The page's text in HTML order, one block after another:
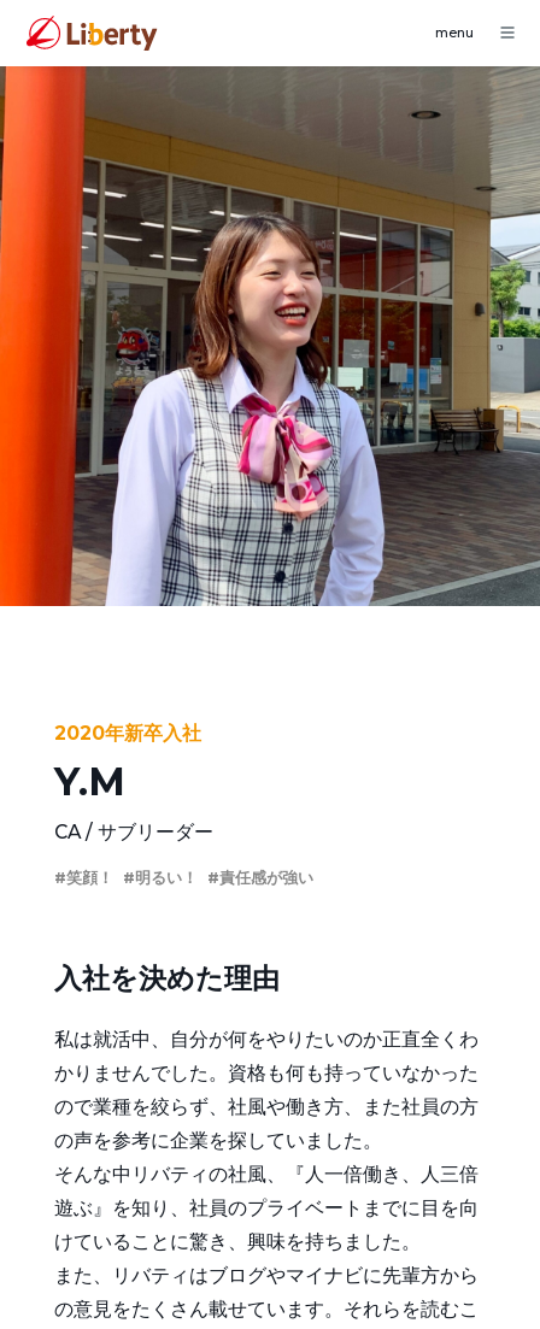
新卒採用
新卒特設ページ
整備士・鈑金経験者の方へ
個人情報保護方針
2020年新卒入社
Y.M
CA サブリーダー
#笑顔！ #明るい！ #責任感が強い
入社を決めた理由
私は就活中、自分が何をやりたいのか正直全くわ
かりませんでした。資格も何も持っていなかった
ので業種を絞らず、社風や働き方、また社員の方
の声を参考に企業を探していました。
そんな中リバティの社風、『人一倍働き、人三倍
遊ぶ』を知り、社員のプライベートまでに目を向
けていることに驚き、興味を持ちました。
また、リバティはブログやマイナビに先輩方から
の意見をたくさん載せています。それらを読むこ